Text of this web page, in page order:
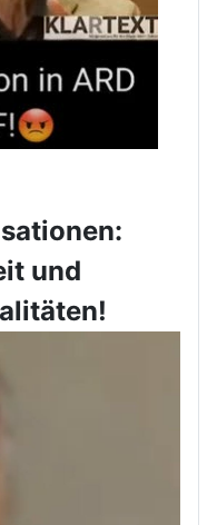
und